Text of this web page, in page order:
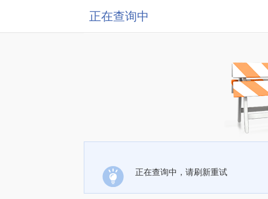
正在查询中
正在查询中，请刷新重试